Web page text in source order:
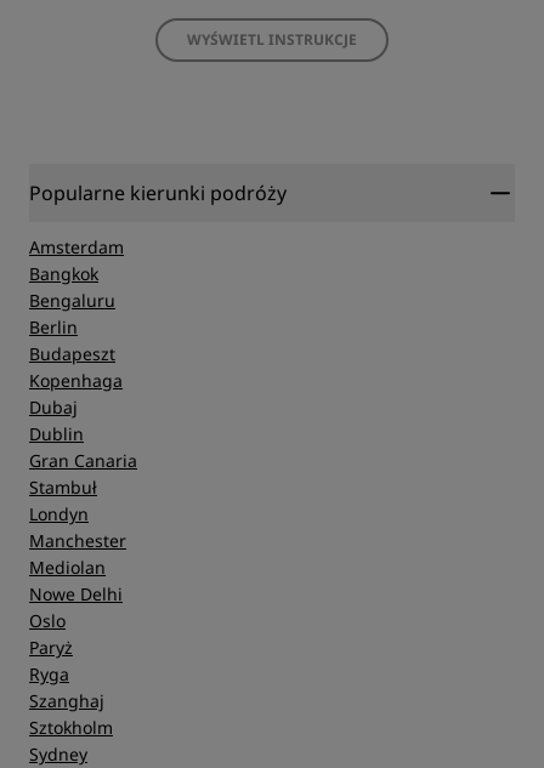
WYŚWIETL INSTRUKCJE
Popularne kierunki podróży
Amsterdam
Bangkok
Bengaluru
Berlin
Budapeszt
Kopenhaga
Dubaj
Dublin
Gran Canaria
Stambuł
Londyn
Manchester
Mediolan
Nowe Delhi
Oslo
Paryż
Ryga
Szanghaj
Sztokholm
Sydney